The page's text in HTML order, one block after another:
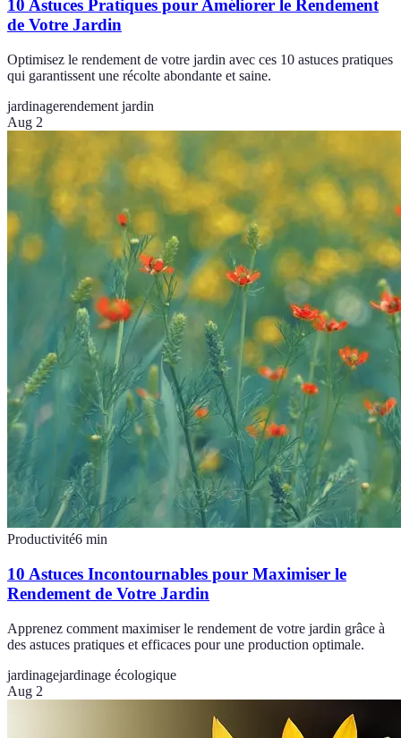
10 Astuces Pratiques pour Améliorer le Rendement
de Votre Jardin
Optimisez le rendement de votre jardin avec ces 10 astuces pratiques
qui garantissent une récolte abondante et saine.
jardinagerendement jardin
Aug 2
Productivité6 min
10 Astuces Incontournables pour Maximiser le
Rendement de Votre Jardin
Apprenez comment maximiser le rendement de votre jardin grâce à
des astuces pratiques et efficaces pour une production optimale.
jardinagejardinage écologique
Aug 2